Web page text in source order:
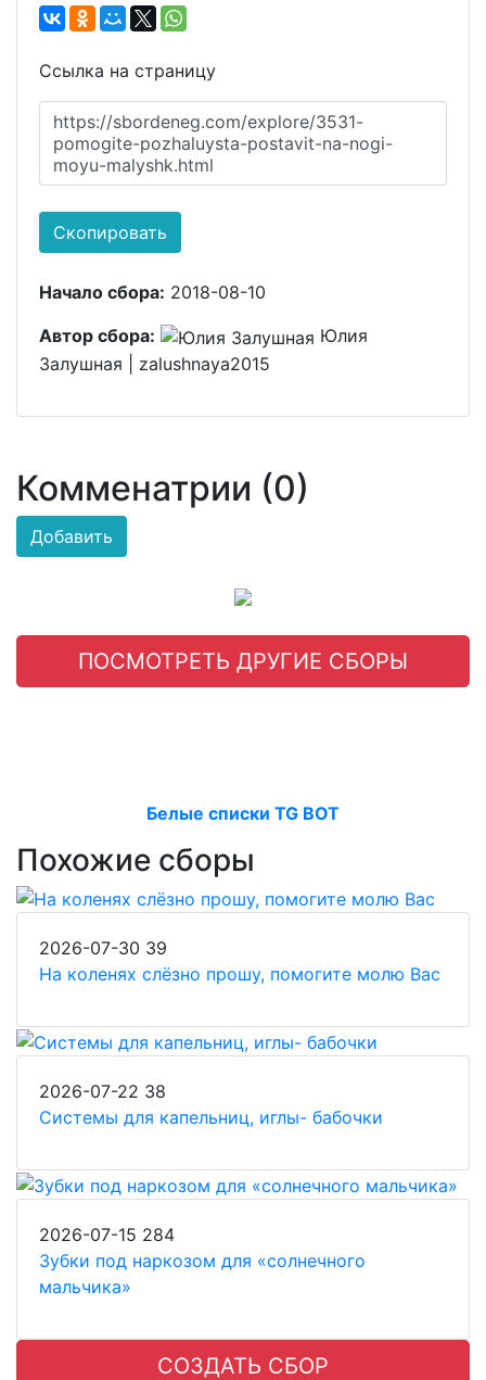
Ссылка на страницу
https://sbordeneg.com/explore/3531-
pomogite-pozhaluysta-postavit-na-nogi-
moyu-malyshk.html
Скопировать
Начало сбора: 2018-08-10
Автор сбора:
Юлия
Залушная | zalushnaya2015
Комменатрии (0)
Добавить
ПОСМОТРЕТЬ ДРУГИЕ СБОРЫ
Белые списки TG BOT
Похожие сборы
2026-07-30 39
На коленях слёзно прошу, помогите молю Вас
2026-07-22 38
Системы для капельниц, иглы- бабочки
2026-07-15 284
Зубки под наркозом для «солнечного
мальчика»
СОЗДАТЬ СБОР